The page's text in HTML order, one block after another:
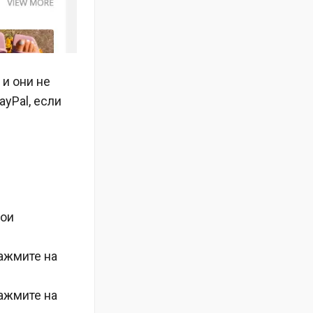
они не
если
на
на